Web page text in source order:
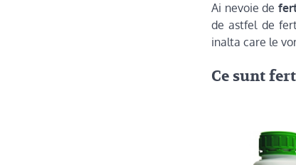
Ai nevoie de
de astfel de
inalta care le
Ce sunt